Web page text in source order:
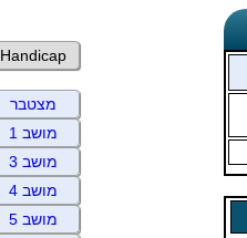
Handicap
מצטבר
מושב 1
מושב 3
מושב 4
מושב 5